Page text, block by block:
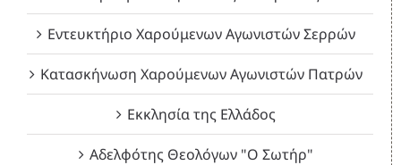
Εντευκτήριο Χαρούμενων Αγωνιστών Σερρών
Κατασκήνωση Χαρούμενων Αγωνιστών Πατρών
Εκκλησία της Ελλάδος
Αδελφότης Θεολόγων "Ο Σωτήρ"